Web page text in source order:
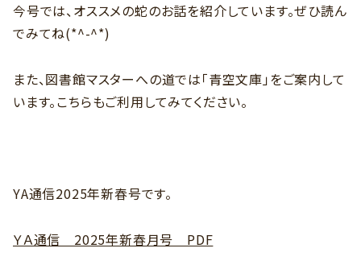
今号では、オススメの蛇のお話を紹介しています。ぜひ読ん
でみてね(*^-^*)
また、図書館マスターへの道では「青空文庫」をご案内して
います。こちらもご利用してみてください。
YA通信2025年新春号です。
ＹＡ通信 2025年新春月号 PDF